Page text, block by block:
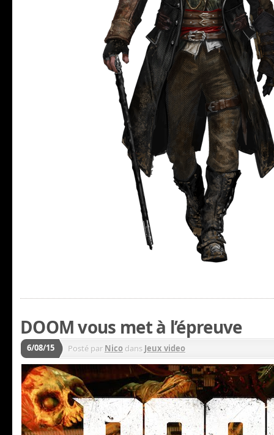
DOOM vous met à l’épreuve
6/08/15 Posté par Nico dans Jeux video